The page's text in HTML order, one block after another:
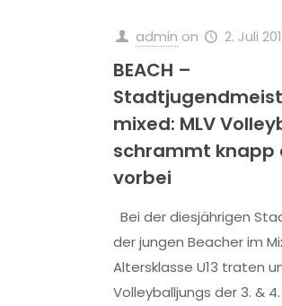
admin on 2. Juli
BEACH –
mixed: MLV
schrammt knapp
vorbei
Bei der diesjährigen
der jungen Beacher im
Altersklasse U13 traten
Volleyballjungs der 3. &